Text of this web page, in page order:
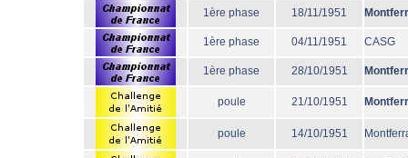
1ère phase 18/11/1951
1ère phase 04/11/1951 CASG
1ère phase 28/10/1951
poule 21/10/1951
poule 14/10/1951